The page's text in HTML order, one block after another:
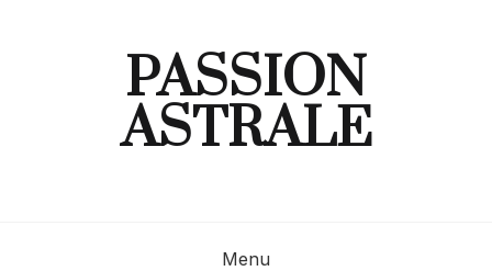
PASSION
ASTRALE
Menu